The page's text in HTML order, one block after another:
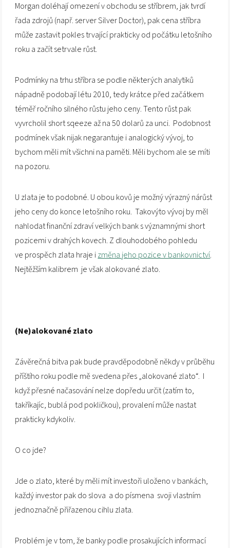
Morgan doléhají omezení v obchodu se stříbrem, jak tvrdí
řada zdrojů (např. server Silver Doctor), pak cena stříbra
může zastavit pokles trvající prakticky od počátku letošního
roku a začít setrvale růst.
Podmínky na trhu stříbra se podle některých analytiků
nápadně podobají létu 2010, tedy krátce před začátkem
téměř ročního silného růstu jeho ceny. Tento růst pak
vyvrcholil short sqeeze až na 50 dolarů za unci. Podobnost
podmínek však nijak negarantuje i analogický vývoj, to
bychom měli mít všichni na paměti. Měli bychom ale se míti
na pozoru.
U zlata je to podobné. U obou kovů je možný výrazný nárůst
jeho ceny do konce letošního roku. Takovýto vývoj by měl
nahlodat finanční zdraví velkých bank s významnými short
pozicemi v drahých kovech. Z dlouhodobého pohledu
ve prospěch zlata hraje izměna jeho pozice v bankovnictví.
Nejtěžším kalibrem je však alokované zlato.
(Ne)alokované zlato
Závěrečná bitva pak bude pravděpodobně někdy v průběhu
příštího roku podle mě svedena přes „alokované zlato“. I
když přesné načasování nelze dopředu určit (zatím to,
takříkajíc, bublá pod pokličkou), provalení může nastat
prakticky kdykoliv.
O co jde?
Jde o zlato, které by měli mít investoři uloženo v bankách,
každý investor pak do slova a do písmena svoji vlastním
jednoznačně přiřazenou cihlu zlata.
Problém je v tom, že banky podle prosakujících informací